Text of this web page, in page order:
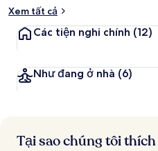
Xem tất cả
Các tiện nghi chính (12)
Như đang ở nhà (6)
Tại sao chúng tôi